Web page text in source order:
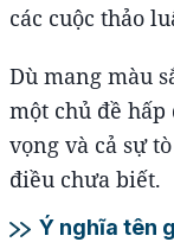
các cuộc thảo
Dù mang màu
một chủ đề
vọng và cả sự
điều chưa biết.
Ý nghĩa tên